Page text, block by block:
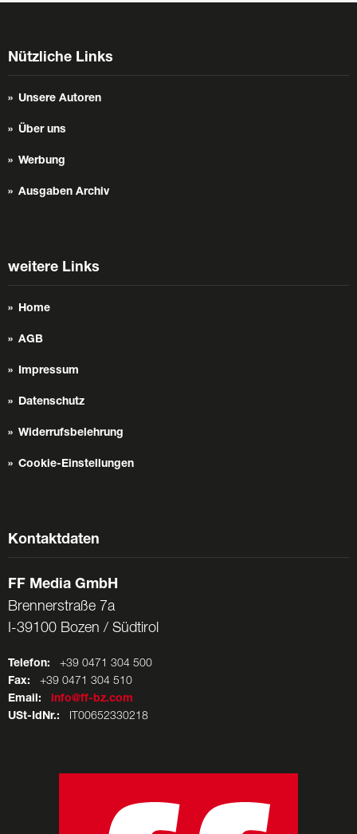
Nützliche Links
Unsere Autoren
Über uns
Werbung
Ausgaben Archiv
weitere Links
Home
AGB
Impressum
Datenschutz
Widerrufsbelehrung
Cookie-Einstellungen
Kontaktdaten
FF Media GmbH
Brennerstraße 7a
I-39100 Bozen / Südtirol
Telefon: +39 0471 304 500
Fax: +39 0471 304 510
Email:
info@ff-bz.com
USt-IdNr.: IT00652330218